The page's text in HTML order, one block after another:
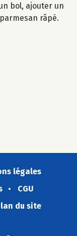
bol, ajouter un
râpé.
légales
CGU
du site